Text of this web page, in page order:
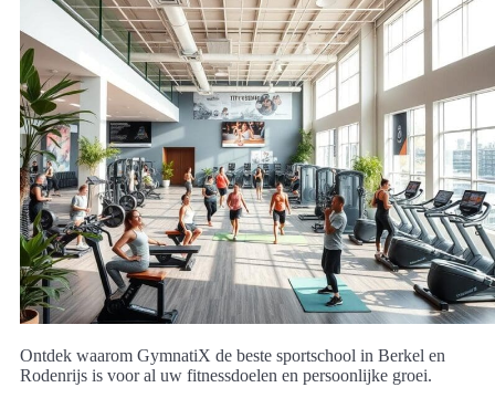
Ontdek waarom GymnatiX de beste sportschool in Berkel en
Rodenrijs is voor al uw fitnessdoelen en persoonlijke groei.